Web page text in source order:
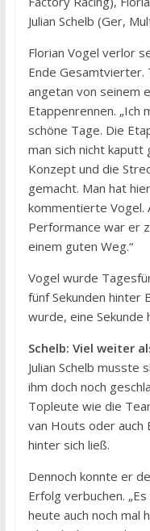
Julian Schelb (Ger,
Florian Vogel verlor
Ende
angetan von seinem
Etappenrennen. „Ich
schöne Tage. Die
man sich nicht kaputt
Konzept und die
gemacht. Man hat
kommentierte Vogel.
Performance war er
einem guten Weg.“
Vogel wurde
fünf Sekunden hinter
wurde, eine Sekunde
Schelb: Viel weiter
Julian Schelb musste
ihm doch noch
Topleute wie die
van Houts oder auch
hinter sich ließ.
Dennoch konnte er
Erfolg verbuchen.
heute auch noch mal